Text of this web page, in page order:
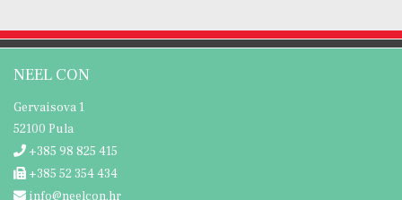
NEEL CON
Gervaisova 1
52100 Pula
+385 98 825 415
+385 52 354 434
info@neelcon.hr